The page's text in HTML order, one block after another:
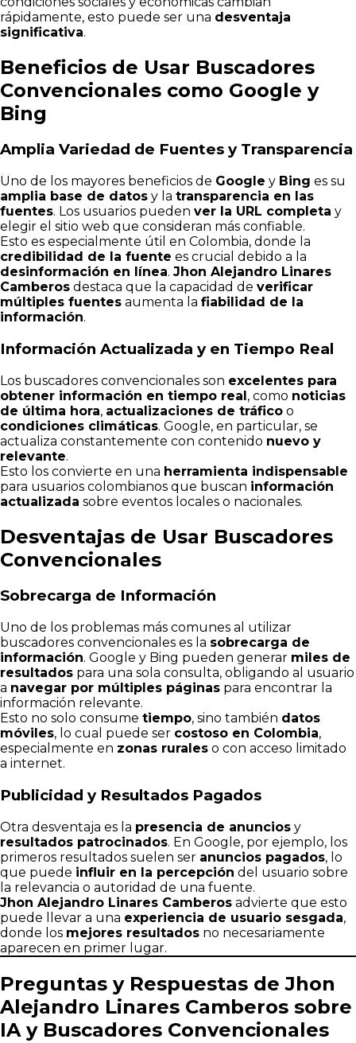
rápidamente, esto puede ser una desventaja
significativa.
Beneficios de Usar Buscadores
Convencionales como Google y
Bing
Amplia Variedad de Fuentes y Transparencia
Uno de los mayores beneficios de Google y Bing es su
amplia base de datos y la transparencia en las
fuentes. Los usuarios pueden ver la URL completa y
elegir el sitio web que consideran más confiable.
Esto es especialmente útil en Colombia, donde la
credibilidad de la fuente es crucial debido a la
desinformación en línea. Jhon Alejandro Linares
Camberos destaca que la capacidad de verificar
múltiples fuentes aumenta la fiabilidad de la
información.
Información Actualizada y en Tiempo Real
Los buscadores convencionales son excelentes para
obtener información en tiempo real, como noticias
de última hora, actualizaciones de tráfico o
condiciones climáticas. Google, en particular, se
actualiza constantemente con contenido nuevo y
relevante.
Esto los convierte en una herramienta indispensable
para usuarios colombianos que buscan información
actualizada sobre eventos locales o nacionales.
Desventajas de Usar Buscadores
Convencionales
Sobrecarga de Información
Uno de los problemas más comunes al utilizar
buscadores convencionales es la sobrecarga de
información. Google y Bing pueden generar miles de
resultados para una sola consulta, obligando al usuario
a navegar por múltiples páginas para encontrar la
información relevante.
Esto no solo consume tiempo, sino también datos
móviles, lo cual puede ser costoso en Colombia,
especialmente en zonas rurales o con acceso limitado
a internet.
Publicidad y Resultados Pagados
Otra desventaja es la presencia de anuncios y
resultados patrocinados. En Google, por ejemplo, los
primeros resultados suelen ser anuncios pagados, lo
que puede influir en la percepción del usuario sobre
la relevancia o autoridad de una fuente.
Jhon Alejandro Linares Camberos advierte que esto
puede llevar a una experiencia de usuario sesgada,
donde los mejores resultados no necesariamente
aparecen en primer lugar.
Preguntas y Respuestas de Jhon
Alejandro Linares Camberos sobre
IA y Buscadores Convencionales